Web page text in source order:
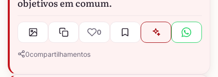
0
0compartilhamentos